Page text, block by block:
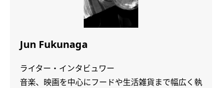
Jun Fukunaga
ライター・インタビュワー
音楽、映画を中心にフードや生活雑貨まで幅広く執